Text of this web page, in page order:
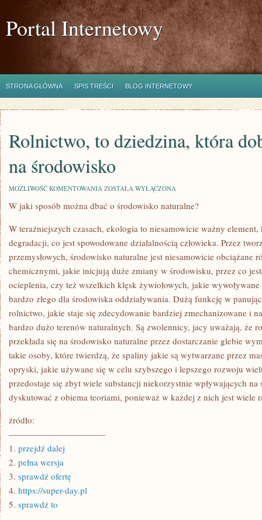
Portal Internetowy
STRONA GŁÓWNA SPIS TREŚCI BLOG INTERNETOWY
Rolnictwo, to dziedzina, która
na środowisko
MOŻLIWOŚĆ KOMENTOWANIA ROLNICTWO,
DZIEDZINA,
ODDZIAŁUJE
NA
ZOSTAŁA WYŁĄCZONA
W jaki sposób można dbać o środowisko naturalne?
W teraźniejszych czasach, ekologia to niesamowicie ważny
degradacji, co jest spowodowane działalnością człowieka. Przez
przemysłowych, środowisko naturalne jest niesamowicie obciążane
chemicznymi, jakie inicjują duże zmiany w środowisku, przez co
ocieplenia, czy też wszelkich klęsk żywiołowych, jakie
bardzo złego dla środowiska oddziaływania. Dużą funkcję w
rolnictwo, jakie staje się zdecydowanie bardziej zmechanizowane i
bardzo dużo terenów naturalnych. Są zwolennicy, jacy uważają, że
przekłada się na środowisko naturalne przez dostarczanie glebie
takie osoby, które twierdzą, że spaliny jakie są wytwarzane przez
opryski, jakie używane się w celu szybszego i lepszego rozwoju
przedostaje się zbyt wiele substancji niekorzystnie wpływających
dyskutować z obiema teoriami, ponieważ w każdej z nich jest wiele
źródło:
———————————
1. przejdź dalej
2. pełna wersja
3. sprawdź ofertę
4. https://super-day.pl
5. sprawdź to